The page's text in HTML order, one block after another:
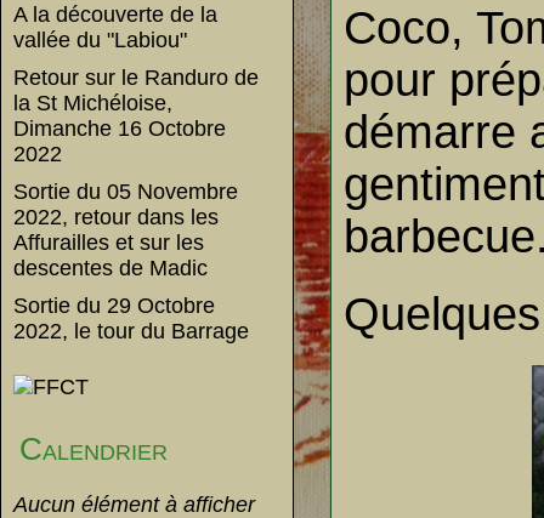
A la découverte de la
vallée du "Labiou"
Retour sur le Randuro de
la St Michéloise,
Dimanche 16 Octobre
2022
Sortie du 05 Novembre
2022, retour dans les
Affurailles et sur les
descentes de Madic
Sortie du 29 Octobre
2022, le tour du Barrage
Calendrier
Aucun élément à afficher
Coco,
pour
démarre